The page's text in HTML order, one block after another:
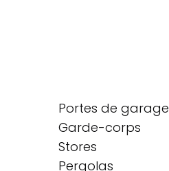
Portes de garage
Garde-corps
Stores
Pergolas